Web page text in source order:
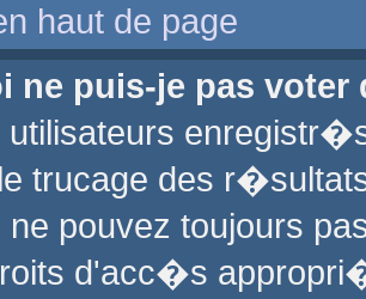
haut de page
ne puis-je pas voter
utilisateurs
trucage des
ne pouvez toujours
d'acc�s